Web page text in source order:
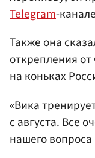
Telegram-
Также она
открепления
на коньках
«Вика
с августа. Все
нашего